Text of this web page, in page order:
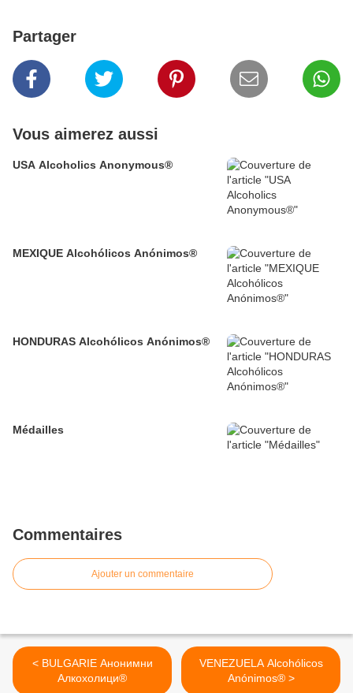
Partager
Vous aimerez aussi
USA Alcoholics Anonymous®
MEXIQUE Alcohólicos Anónimos®
HONDURAS Alcohólicos Anónimos®
Médailles
Commentaires
Ajouter un commentaire
< BULGARIE Анонимни
Алкохолици®
VENEZUELA Alcohólicos
Anónimos® >